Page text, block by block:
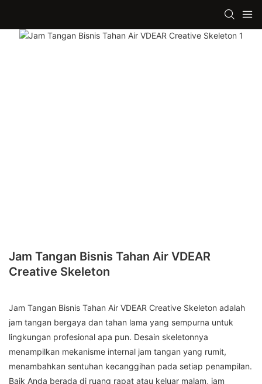
Jam Tangan Bisnis Tahan Air VDEAR
Creative Skeleton
Jam Tangan Bisnis Tahan Air VDEAR Creative Skeleton adalah
jam tangan bergaya dan tahan lama yang sempurna untuk
lingkungan profesional apa pun. Desain skeletonnya
menampilkan mekanisme internal jam tangan yang rumit,
menambahkan sentuhan kecanggihan pada setiap penampilan.
Baik Anda berada di ruang rapat atau keluar malam, jam